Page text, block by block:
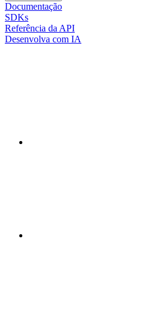
Documentação
SDKs
Referência da API
Desenvolva com IA